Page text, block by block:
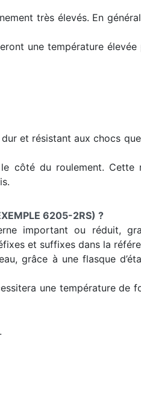
très élevés. En
une température élevée
et résistant aux chocs
côté du roulement. Cette
6205-2RS) ?
important ou réduit,
et suffixes dans la
grâce à une flasque
une température de
.